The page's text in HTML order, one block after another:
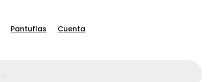
Pantuflas Cuenta